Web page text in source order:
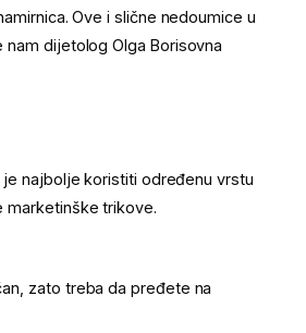
Ove i slične nedoumice u
dijetolog Olga Borisovna
najbolje koristiti određenu vrstu
marketinške trikove.
zato treba da pređete na